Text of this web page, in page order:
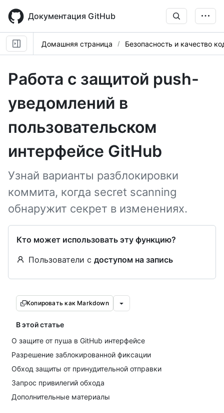
main
content
Документация GitHub
Домашняя страница Безопасность и качество
Работа с защитой push-
уведомлений в
пользовательском
интерфейсе GitHub
Узнай варианты разблокировки
коммита, когда secret scanning
обнаружит секрет в изменениях.
Кто может использовать эту функцию?
Пользователи с доступом на запись
Копировать как Markdown
В этой статье
О защите от пуша в GitHub интерфейсе
Разрешение заблокированной фиксации
Обход защиты от принудительной отправки
Запрос привилегий обхода
Дополнительные материалы